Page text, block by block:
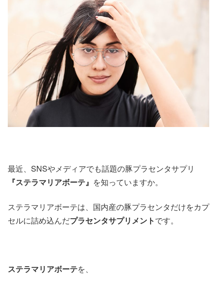
最近、SNSやメディアでも話題の豚プラセンタサプリ
『ステラマリアボーテ』 を知っていますか。
ステラマリアボーテは、国内産の豚プラセンタだけをカプ
セルに詰め込んだプラセンタサプリメントです。
ステラマリアボーテを、